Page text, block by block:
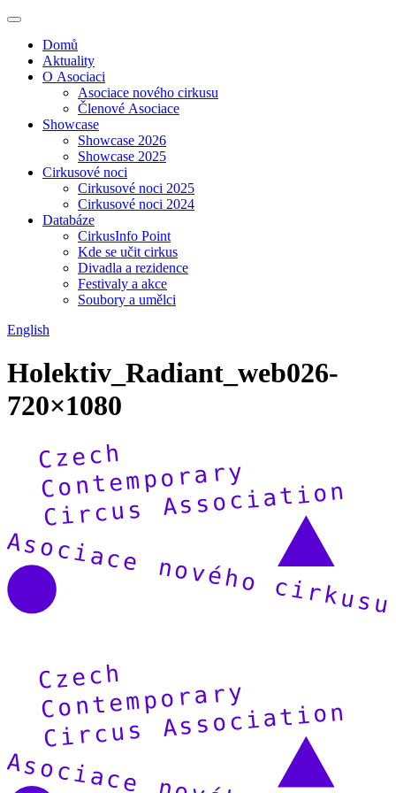
Domů
Aktuality
O Asociaci
Asociace nového cirkusu
Členové Asociace
Showcase
Showcase 2026
Showcase 2025
Cirkusové noci
Cirkusové noci 2025
Cirkusové noci 2024
Databáze
CirkusInfo Point
Kde se učit cirkus
Divadla a rezidence
Festivaly a akce
Soubory a umělci
English
Holektiv_Radiant_web026-
720×1080